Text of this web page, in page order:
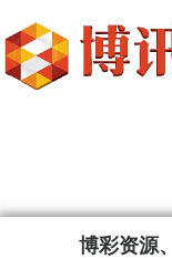
博彩资源